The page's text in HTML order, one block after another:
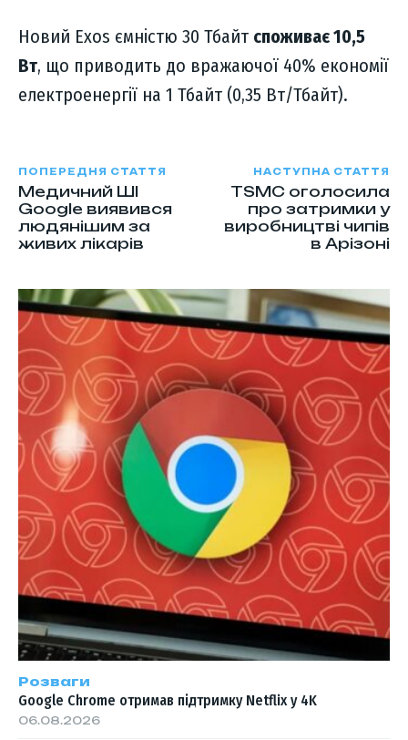
Новий Exos ємністю 30 Тбайт споживає 10,5
Вт, що приводить до вражаючої 40% економії
електроенергії на 1 Тбайт (0,35 Вт/Тбайт).
ПОПЕРЕДНЯ СТАТТЯ
Медичний ШІ
Google виявився
людянішим за
живих лікарів
НАСТУПНА СТАТТЯ
TSMC оголосила
про затримки у
виробництві чипів
в Арізоні
Розваги
Google Chrome отримав підтримку Netflix у 4K
06.08.2026